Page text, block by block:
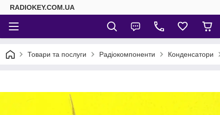
RADIOKEY.COM.UA
Товари та послуги Радіокомпоненти Конденсатори